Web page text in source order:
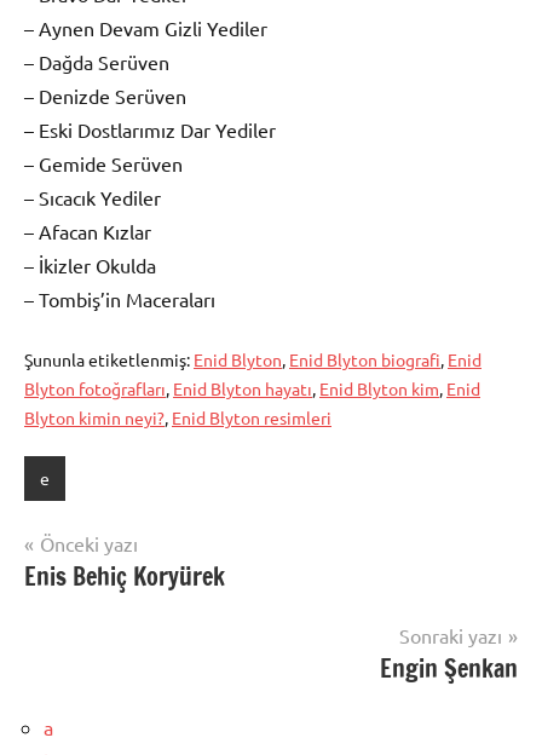
– Aynen Devam Gizli Yediler
– Dağda Serüven
– Denizde Serüven
– Eski Dostlarımız Dar Yediler
– Gemide Serüven
– Sıcacık Yediler
– Afacan Kızlar
– İkizler Okulda
– Tombiş’in Maceraları
Şununla etiketlenmiş: Enid Blyton, Enid Blyton biografi, Enid
Blyton fotoğrafları, Enid Blyton hayatı, Enid Blyton kim, Enid
Blyton kimin neyi?, Enid Blyton resimleri
e
Yazı
gezinmesi
Önceki yazı
Enis Behiç Koryürek
Sonraki yazı
Engin Şenkan
a